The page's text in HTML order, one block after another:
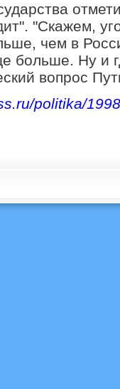
"Скажем,
чем в
больше. Ну и
вопрос
politika/